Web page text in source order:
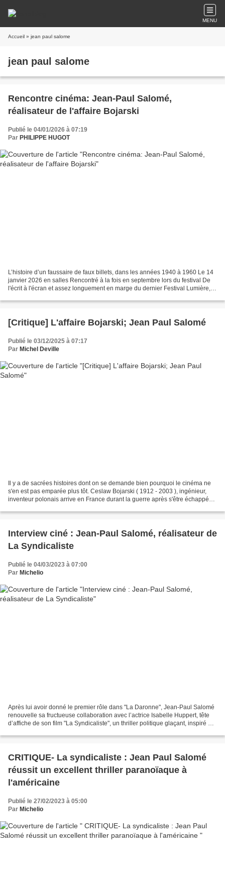
MENU
Accueil » jean paul salome
jean paul salome
Rencontre cinéma: Jean-Paul Salomé,
réalisateur de l'affaire Bojarski
Publié le 04/01/2026 à 07:19
Par PHILIPPE HUGOT
L’histoire d’un faussaire de faux billets, dans les années 1940 à 1960 Le 14
janvier 2026 en salles Rencontré à la fois en septembre lors du festival De
l'écrit à l'écran et assez longuement en marge du dernier Festival Lumière, le
[Critique] L'affaire Bojarski; Jean Paul Salomé
Publié le 03/12/2025 à 07:17
Par Michel Deville
Il y a de sacrées histoires dont on se demande bien pourquoi le cinéma ne
s'en est pas emparée plus tôt. Ceslaw Bojarski ( 1912 - 2003 ), ingénieur,
inventeur polonais arrive en France durant la guerre après s'être échappé
Interview ciné : Jean-Paul Salomé, réalisateur de
La Syndicaliste
Publié le 04/03/2023 à 07:00
Par Michelio
Après lui avoir donné le premier rôle dans "La Daronne", Jean-Paul Salomé
renouvelle sa fructueuse collaboration avec l’actrice Isabelle Huppert, tête
d’affiche de son film "La Syndicaliste", un thriller politique glaçant, inspiré de
CRITIQUE- La syndicaliste : Jean Paul Salomé
réussit un excellent thriller paranoïaque à
l'américaine
Publié le 27/02/2023 à 05:00
Par Michelio